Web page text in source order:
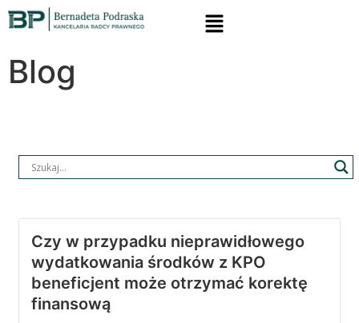
Blog
Czy w przypadku nieprawidłowego
wydatkowania środków z KPO
beneficjent może otrzymać korektę
finansową